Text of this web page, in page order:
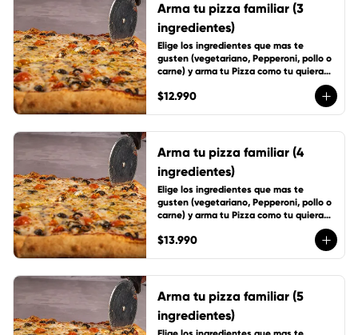
Arma tu pizza familiar (3
ingredientes)
Elige los ingredientes que mas te
gusten (vegetariano, Pepperoni, pollo o
carne) y arma tu Pizza como tu quieras,
$12.990
Arma tu pizza familiar (4
ingredientes)
Elige los ingredientes que mas te
gusten (vegetariano, Pepperoni, pollo o
carne) y arma tu Pizza como tu quieras,
$13.990
Arma tu pizza familiar (5
ingredientes)